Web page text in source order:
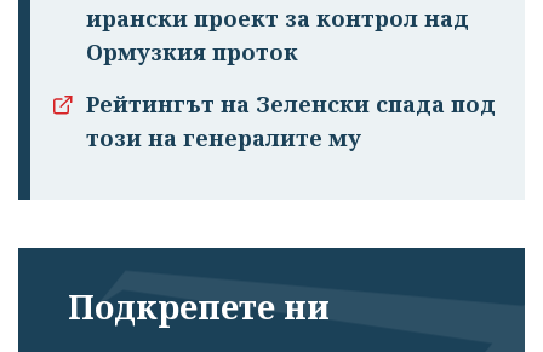
ирански проект за контрол над
Ормузкия проток
Рейтингът на Зеленски спада под
този на генералите му
Подкрепете ни